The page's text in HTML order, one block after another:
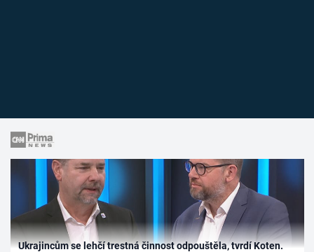
Ukrajincům se lehčí trestná činnost odpouštěla, tvrdí Koten.